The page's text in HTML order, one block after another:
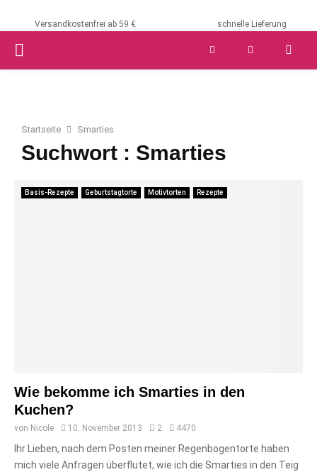
Versandkostenfrei ab 59 € schnelle Lieferung
PRIMARY
Startseite Smarties
Suchwort : Smarties
Basis-Rezepte Geburtstagtorte Motivtorten Rezepte
Wie bekomme ich Smarties in den
Kuchen?
von Nicole 10. November 2013 2 4470
Ihr Lieben, nach dem Posten meiner Regenbogentorte haben
mich viele Anfragen überflutet, wie ich die Smarties in den Teig